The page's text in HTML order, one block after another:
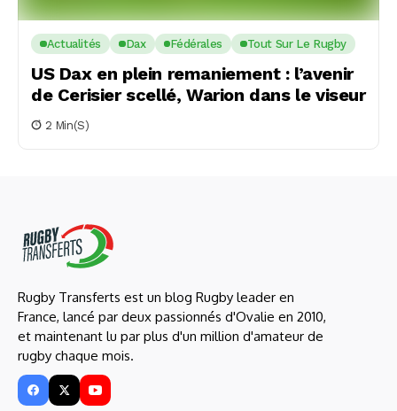
Actualités Dax Fédérales Tout Sur Le Rugby
US Dax en plein remaniement : l’avenir
de Cerisier scellé, Warion dans le viseur
2 Min(s)
Rugby Transferts est un blog Rugby leader en
France, lancé par deux passionnés d'Ovalie en 2010,
et maintenant lu par plus d'un million d'amateur de
rugby chaque mois.